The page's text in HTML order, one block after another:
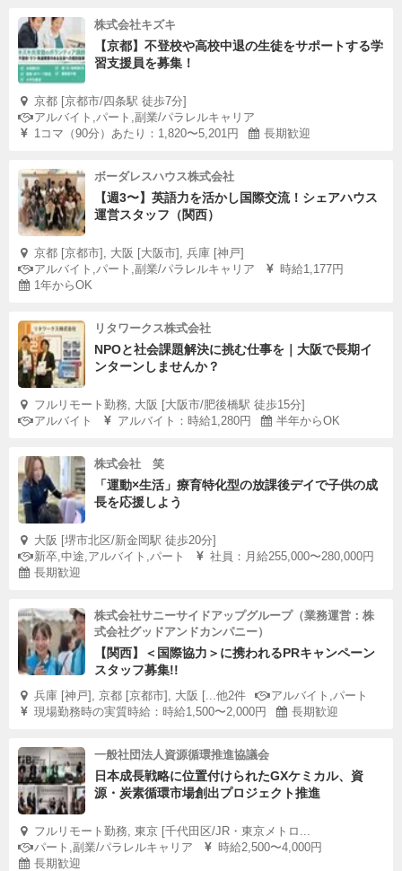
株式会社キズキ
【京都】不登校や高校中退の生徒をサポートする学
習支援員を募集！
京都 [京都市/四条駅 徒歩7分]
アルバイト,パート,副業/パラレルキャリア
1コマ（90分）あたり：1,820〜5,201円
長期歓迎
ボーダレスハウス株式会社
【週3〜】英語力を活かし国際交流！シェアハウス
運営スタッフ（関西）
京都 [京都市], 大阪 [大阪市], 兵庫 [神戸]
アルバイト,パート,副業/パラレルキャリア
時給1,177円
1年からOK
リタワークス株式会社
NPOと社会課題解決に挑む仕事を｜大阪で長期イ
ンターンしませんか？
フルリモート勤務, 大阪 [大阪市/肥後橋駅 徒歩15分]
アルバイト
アルバイト：時給1,280円 半年からOK
株式会社 笑
「運動×生活」療育特化型の放課後デイで子供の成
長を応援しよう
大阪 [堺市北区/新金岡駅 徒歩20分]
新卒,中途,アルバイト,パート
社員：月給255,000〜280,000円
長期歓迎
株式会社サニーサイドアップグループ（業務運営：株
式会社グッドアンドカンパニー）
【関西】＜国際協力＞に携われるPRキャンペーン
スタッフ募集!!
兵庫 [神戸], 京都 [京都市], 大阪 [...他2件
アルバイト,パート
現場勤務時の実質時給：時給1,500〜2,000円
長期歓迎
一般社団法人資源循環推進協議会
日本成長戦略に位置付けられたGXケミカル、資
源・炭素循環市場創出プロジェクト推進
フルリモート勤務, 東京 [千代田区/JR・東京メトロ...
パート,副業/パラレルキャリア
時給2,500〜4,000円
長期歓迎